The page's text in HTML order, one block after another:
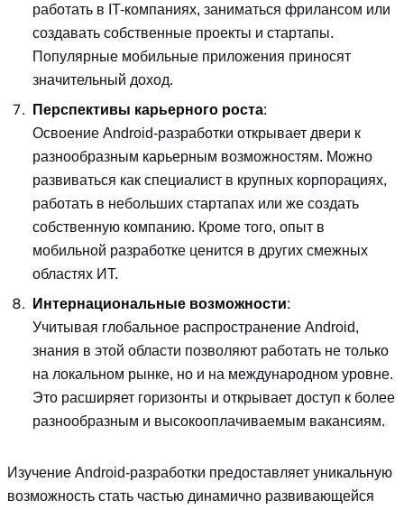
работать в IT-компаниях, заниматься фрилансом или
создавать собственные проекты и стартапы.
Популярные мобильные приложения приносят
значительный доход.
Перспективы карьерного роста:
Освоение Android-разработки открывает двери к
разнообразным карьерным возможностям. Можно
развиваться как специалист в крупных корпорациях,
работать в небольших стартапах или же создать
собственную компанию. Кроме того, опыт в
мобильной разработке ценится в других смежных
областях ИТ.
Интернациональные возможности:
Учитывая глобальное распространение Android,
знания в этой области позволяют работать не только
на локальном рынке, но и на международном уровне.
Это расширяет горизонты и открывает доступ к более
разнообразным и высокооплачиваемым вакансиям.
Изучение Android-разработки предоставляет уникальную
возможность стать частью динамично развивающейся